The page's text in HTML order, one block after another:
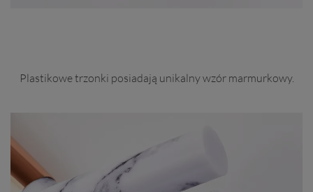
Plastikowe trzonki posiadają unikalny wzór marmurkowy.